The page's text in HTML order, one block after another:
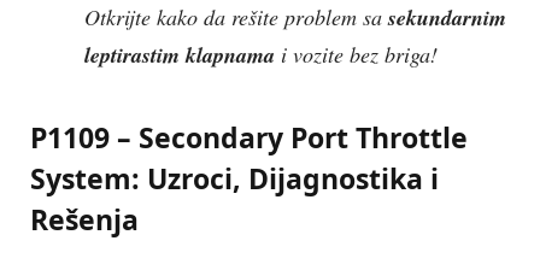
Otkrijte kako da rešite problem sasekundarnim
leptirastim klapnama i vozite bez briga!
P1109 – Secondary Port Throttle
System: Uzroci, Dijagnostika i
Rešenja